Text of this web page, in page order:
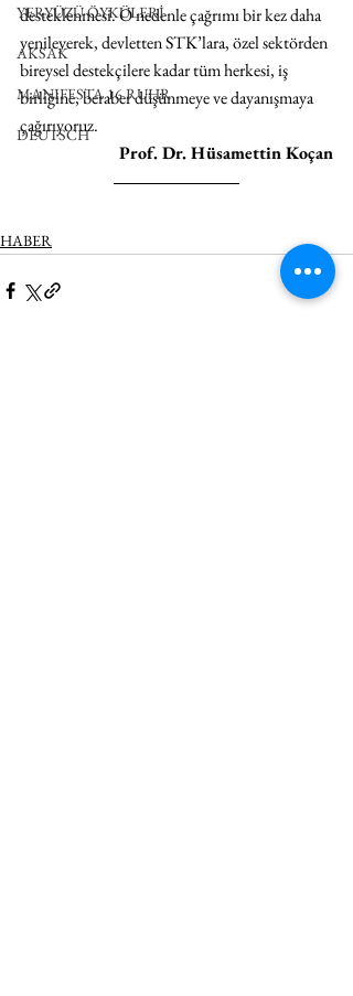
YERYÜZÜ ÖYKÜLERİ
AKSAK
MANIFESTA 16 RUHR
DEUTSCH
desteklenmesi. O nedenle çağrımı bir kez daha
yenileyerek, devletten STK’lara, özel sektörden
bireysel destekçilere kadar tüm herkesi, iş
birliğine, beraber düşünmeye ve dayanışmaya
çağırıyoruz.
Prof. Dr. Hüsamettin Koçan
HABER